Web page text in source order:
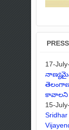
17-
నాణ్యమైన
కావాలని
15-
Sridhar